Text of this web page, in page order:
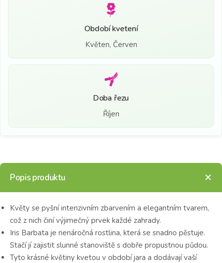
Období kvetení
Květen, Červen
Doba řezu
Říjen
Popis produktu
Květy se pyšní intenzivním zbarvením a elegantním tvarem,
což z nich činí výjimečný prvek každé zahrady.
Iris Barbata je nenáročná rostlina, která se snadno pěstuje.
Stačí jí zajistit slunné stanoviště s dobře propustnou půdou.
Tyto krásné květiny kvetou v období jara a dodávají vaší